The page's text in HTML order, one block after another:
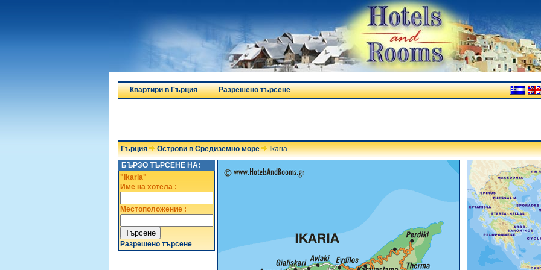
Квартири в Гърция Разрешено търсене
Гърция Острови в Средиземно море
Ikaria
БЪРЗО ТЪРСЕНЕ НА:
"Ikaria"
Име на хотела :
Местоположение :
Разрешено търсене